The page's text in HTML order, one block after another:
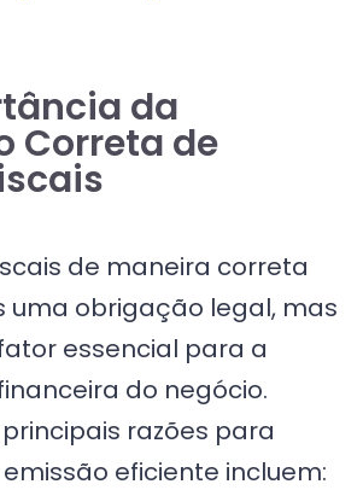
da
Correta de
de maneira correta
uma obrigação legal, mas
essencial para a
do negócio.
razões para
eficiente incluem: